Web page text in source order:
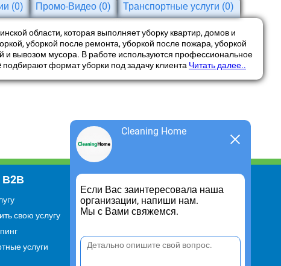
(0) Промо-Видео (0) Транспортные услуги (0)
области, которая выполняет уборку квартир, домов и
уборкой после ремонта, уборкой после пожара, уборкой
вывозом мусора. В работе используются профессиональное
формат уборки под задачу клиента Читать далее..
Cleaning Home
Если Вас заинтересовала наша
организации, напиши нам.
Мы с Вами свяжемся.
В2В
свою услугу
услуги
Для чего существует портал
Политика конфиденциальности
Пользовательское соглашение